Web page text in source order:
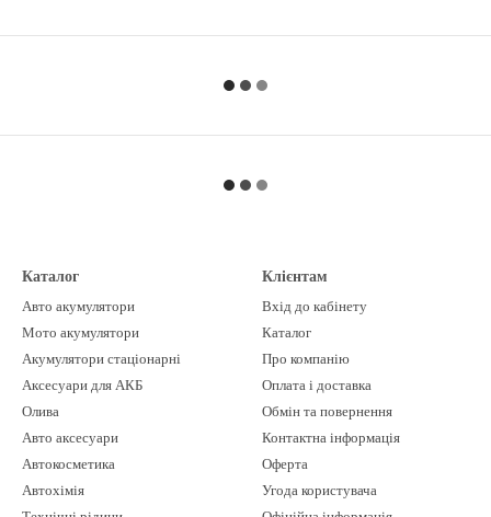
Каталог
Авто акумулятори
Мото акумулятори
Акумулятори стаціонарні
Аксесуари для АКБ
Олива
Авто аксесуари
Автокосметика
Автохімія
Клієнтам
Вхід до кабінету
Каталог
Про компанію
Оплата і доставка
Обмін та повернення
Контактна інформація
Оферта
Угода користувача